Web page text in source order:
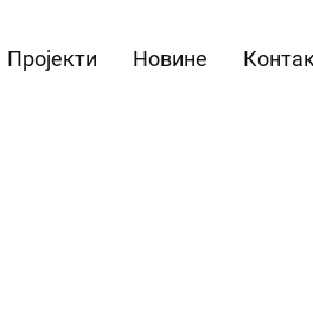
Пројекти Новине